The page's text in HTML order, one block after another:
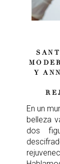
Y
En un
belleza
dos